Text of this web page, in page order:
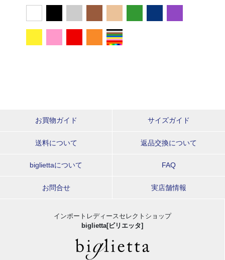
お買物ガイド サイズガイド
送料について 返品交換について
bigliettaについて FAQ
お問合せ 実店舗情報
インポートレディースセレクトショップ
biglietta[ビリエッタ]